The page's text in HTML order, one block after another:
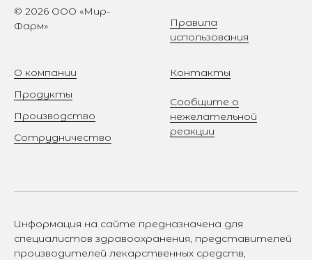
© 2026 ООО «Мир-
Фарм»
Правила
использования
О компании
Продукты
Производство
Сотрудничество
Контакты
Сообщите о
нежелательной
реакции
Информация на сайте предназначена для
специалистов здравоохранения, представителей
производителей лекарственных средств,